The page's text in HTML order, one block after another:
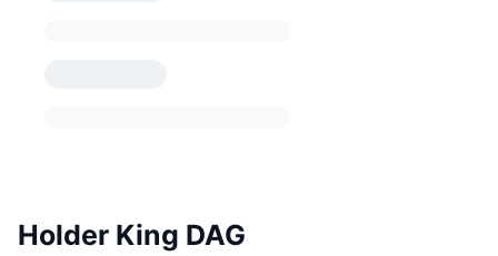
Holder King DAG